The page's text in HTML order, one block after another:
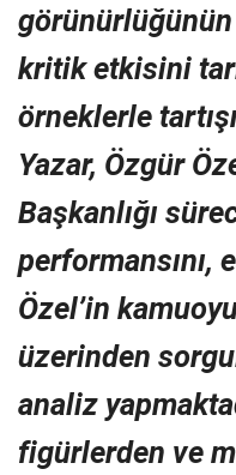
kritik etkisini
örneklerle
Yazar, Özgür
Başkanlığı
performansını,
Özel’in
üzerinden
analiz
figürlerden ve